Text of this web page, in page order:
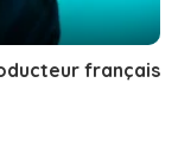
français